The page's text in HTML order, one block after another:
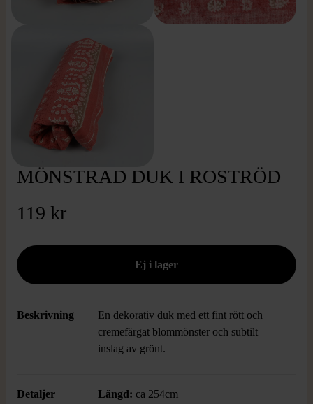
MÖNSTRAD DUK I ROSTRÖD
119 kr
Beskrivning
En dekorativ duk med ett fint rött och
cremefärgat blommönster och subtilt
inslag av grönt.
Detaljer Längd: ca 254cm